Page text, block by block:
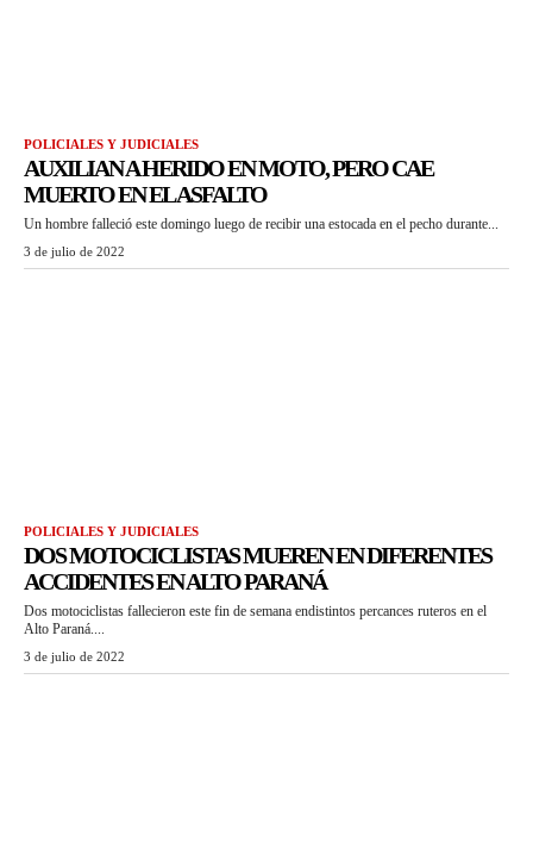
POLICIALES Y JUDICIALES
AUXILIAN A HERIDO EN MOTO, PERO CAE
MUERTO EN EL ASFALTO
Un hombre falleció este domingo luego de recibir una estocada en el pecho durante...
3 de julio de 2022
POLICIALES Y JUDICIALES
DOS MOTOCICLISTAS MUEREN EN DIFERENTES
ACCIDENTES EN ALTO PARANÁ
Dos motociclistas fallecieron este fin de semana endistintos percances ruteros en el
Alto Paraná....
3 de julio de 2022